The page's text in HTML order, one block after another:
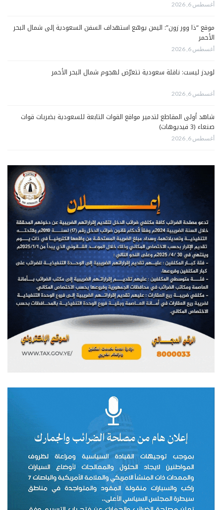
أغسطس 6, 2026
موقع “ذا وور زون”: اليمن يوسّع استهداف السفن السعودية إلى شمال البحر
الأحمر
أغسطس 6, 2026
لويدز ليست: ناقلة سعودية تتعرّض لهجوم شمال البحر الأحمر
أغسطس 6, 2026
شاهد أولى المقاطع لتدمير مواقع القوات التابعة للسعودية بضربات قوات
صنعاء (3 فيديوهات)
أغسطس 6, 2026